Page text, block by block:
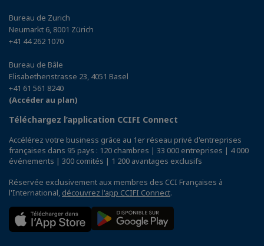
Bureau de Zurich
Neumarkt 6, 8001 Zürich
+41 44 262 1070
Bureau de Bâle
Elisabethenstrasse 23, 4051 Basel
+41 61 561 8240
(Accéder au plan)
Téléchargez l’application CCIFI Connect
Accélérez votre business grâce au 1er réseau privé d'entreprises
françaises dans 95 pays : 120 chambres | 33 000 entreprises | 4 000
événements | 300 comités | 1 200 avantages exclusifs
Réservée exclusivement aux membres des CCI Françaises à
l'International, découvrez l'app CCIFI Connect.